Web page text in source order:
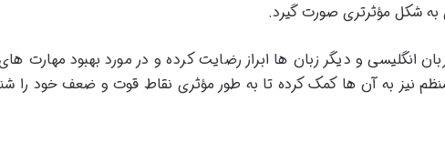
شکل مؤثرتری صورت گیرد.
انگلیسی و دیگر زبان ها ابراز رضایت کرده و در مورد بهبود مهارت
نیز به آن ها کمک کرده تا به طور مؤثری نقاط قوت و ضعف خود را